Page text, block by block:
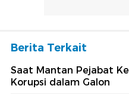
Berita Terkait
Saat Mantan Pejabat
Korupsi dalam Galon